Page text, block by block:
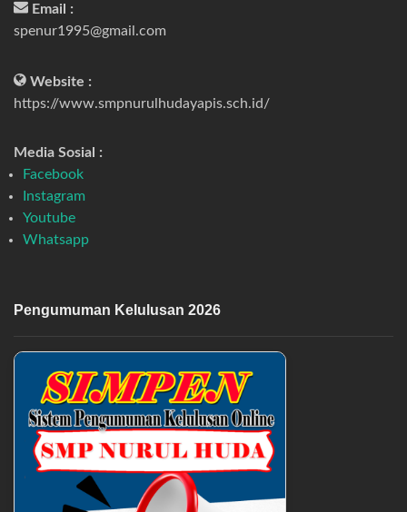
Email :
spenur1995@gmail.com
Website :
https://www.smpnurulhudayapis.sch.id/
Media Sosial :
Facebook
Instagram
Youtube
Whatsapp
Pengumuman Kelulusan 2026